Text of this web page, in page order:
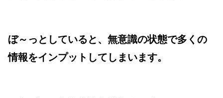
ぼ～っとしていると、無意識の状態で多くの
情報をインプットしてしまいます。